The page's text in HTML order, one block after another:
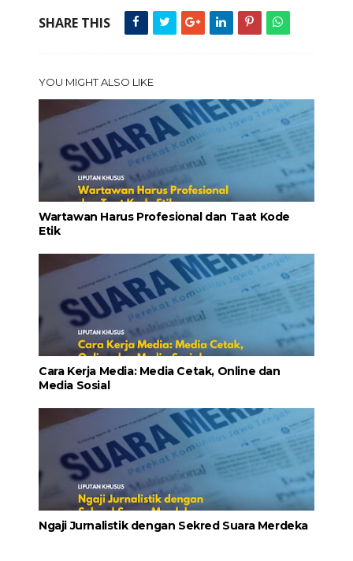
SHARE THIS
YOU MIGHT ALSO LIKE
Wartawan Harus Profesional dan Taat Kode
Etik
Cara Kerja Media: Media Cetak, Online dan
Media Sosial
Ngaji Jurnalistik dengan Sekred Suara Merdeka